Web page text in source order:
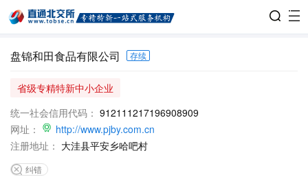
盘锦和田食品有限公司 存续
省级专精特新中小企业
统一社会信用代码： 912111217196908909
网址：
http://www.pjby.com.cn
注册地址： 大洼县平安乡哈吧村
纠错